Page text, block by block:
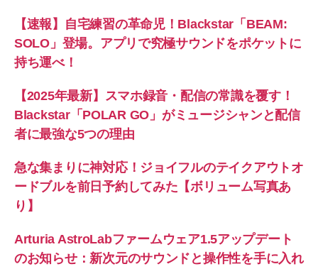
【速報】自宅練習の革命児！Blackstar「BEAM:
SOLO」登場。アプリで究極サウンドをポケットに
持ち運べ！
【2025年最新】スマホ録音・配信の常識を覆す！
Blackstar「POLAR GO」がミュージシャンと配信
者に最強な5つの理由
急な集まりに神対応！ジョイフルのテイクアウトオ
ードブルを前日予約してみた【ボリューム写真あ
り】
Arturia AstroLabファームウェア1.5アップデート
のお知らせ：新次元のサウンドと操作性を手に入れ